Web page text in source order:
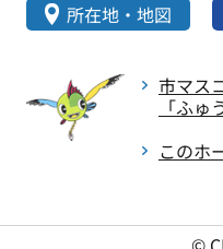
所在地・地図
市マス
「ふゅ
このホ